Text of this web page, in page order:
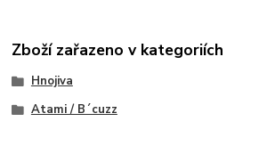
Zboží zařazeno v kategoriích
Hnojiva
Atami / B´cuzz